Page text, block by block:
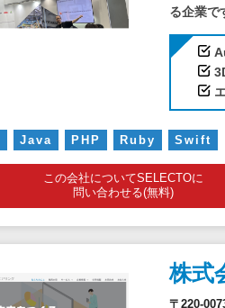
る企業で
Java PHP Ruby Swift
この会社についてSELECTOに
問い合わせる(無料)
株式
〒220-